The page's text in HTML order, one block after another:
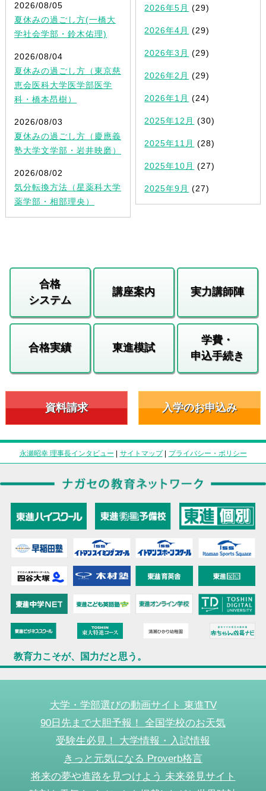
2026/08/05
夏休みの過ごし方(一橋大
学社会学部・鈴木佑理)
2026/08/04
夏休みの過ごし方（東京慈
恵会医科大学医学部医学
科・橋本昂樹）
2026/08/03
夏休みの過ごし方（慶應義
塾大学文学部・岩井映磨）
2026/08/02
気分転換方法（星薬科大学
薬学部・相部理央）
2026年5月 (29)
2026年4月 (29)
2026年3月 (29)
2026年2月 (29)
2026年1月 (24)
2025年12月 (30)
2025年11月 (28)
2025年10月 (27)
2025年9月 (27)
合格
システム
講座案内 実力講師陣
合格実績 東進模試
学費・
申込手続き
資料請求 入学のお申込み
永瀬昭幸 理事長インタビュー | サイトマップ| プライバシー・ポリシー
教育力こそが、国力だと思う。
大学・学部選びの動画サイト 東進TV
90日先まで大胆予報！ 全国学校のお天気
受験生必見！ 大学情報・入試情報
きっと元気になる Proverb格言
将来の夢や進路を見つけよう 未来発見サイト